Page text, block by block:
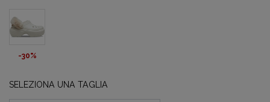
-30%
SELEZIONA UNA TAGLIA